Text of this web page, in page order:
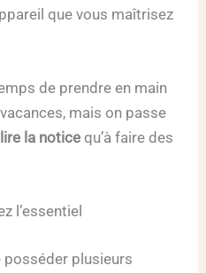
que vous maîtrisez
de prendre en main
mais on passe
lire la notice qu’à faire des
l’essentiel
posséder plusieurs